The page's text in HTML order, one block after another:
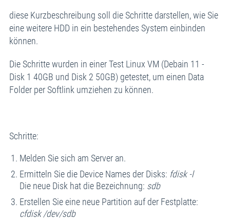
diese Kurzbeschreibung soll die Schritte darstellen, wie Sie
eine weitere HDD in ein bestehendes System einbinden
können.
Die Schritte wurden in einer Test Linux VM (Debain 11 -
Disk 1 40GB und Disk 2 50GB) getestet, um einen Data
Folder per Softlink umziehen zu können.
Schritte:
Melden Sie sich am Server an.
Ermitteln Sie die Device Names der Disks: fdisk -l
Die neue Disk hat die Bezeichnung: sdb
Erstellen Sie eine neue Partition auf der Festplatte:
cfdisk /dev/sdb